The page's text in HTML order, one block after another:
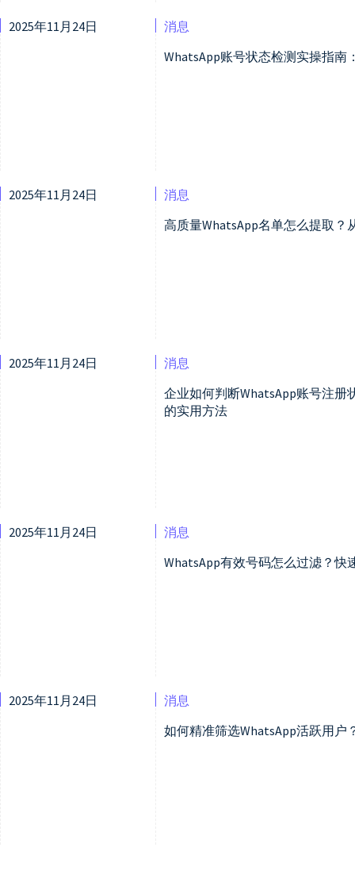
2025年11月24日
消息
WhatsApp账号状态检测实操指
2025年11月24日
消息
高质量WhatsApp名单怎么提取？
2025年11月24日
消息
企业如何判断WhatsApp账号注
的实用方法
2025年11月24日
消息
WhatsApp有效号码怎么过滤？快
2025年11月24日
消息
如何精准筛选WhatsApp活跃用户